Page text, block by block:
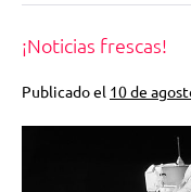
¡Noticias frescas!
Publicado el 10 de